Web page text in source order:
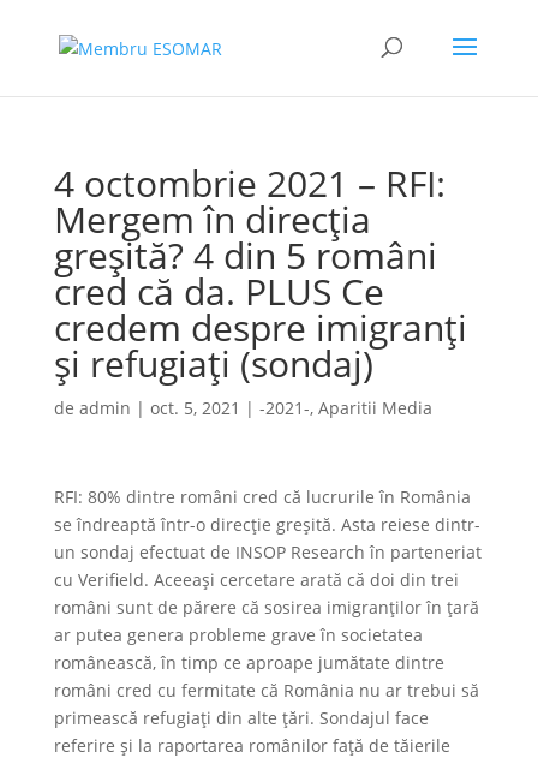
4 octombrie 2021 – RFI:
Mergem în direcția
greșită? 4 din 5 români
cred că da. PLUS Ce
credem despre imigranți
și refugiați (sondaj)
de admin | oct. 5, 2021 | -2021-, Aparitii Media
RFI: 80% dintre români cred că lucrurile în România
se îndreaptă într-o direcție greșită. Asta reiese dintr-
un sondaj efectuat de INSOP Research în parteneriat
cu Verifield. Aceeași cercetare arată că doi din trei
români sunt de părere că sosirea imigranților în țară
ar putea genera probleme grave în societatea
românească, în timp ce aproape jumătate dintre
români cred cu fermitate că România nu ar trebui să
primească refugiați din alte țări. Sondajul face
referire și la raportarea românilor față de tăierile